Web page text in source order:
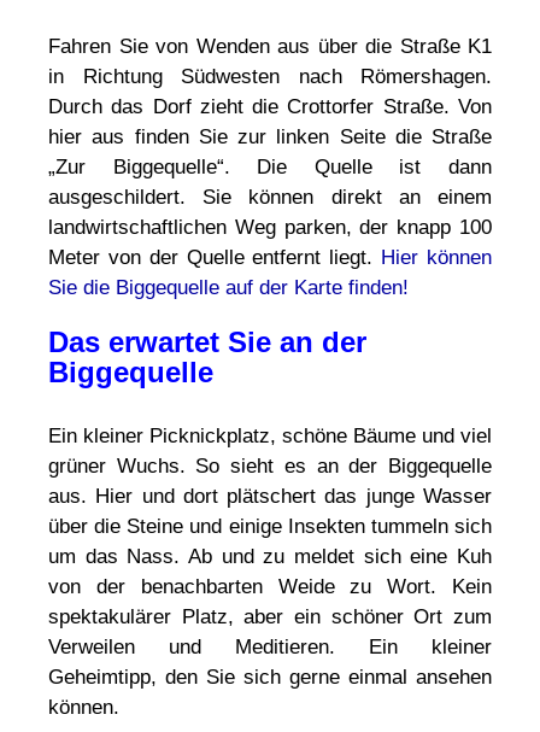
Fahren Sie von Wenden aus über die Straße K1
in Richtung Südwesten nach Römershagen.
Durch das Dorf zieht die Crottorfer Straße. Von
hier aus finden Sie zur linken Seite die Straße
„Zur Biggequelle“. Die Quelle ist dann
ausgeschildert. Sie können direkt an einem
landwirtschaftlichen Weg parken, der knapp 100
Meter von der Quelle entfernt liegt. Hier können
Sie die Biggequelle auf der Karte finden!
Das erwartet Sie an der
Biggequelle
Ein kleiner Picknickplatz, schöne Bäume und viel
grüner Wuchs. So sieht es an der Biggequelle
aus. Hier und dort plätschert das junge Wasser
über die Steine und einige Insekten tummeln sich
um das Nass. Ab und zu meldet sich eine Kuh
von der benachbarten Weide zu Wort. Kein
spektakulärer Platz, aber ein schöner Ort zum
Verweilen und Meditieren. Ein kleiner
Geheimtipp, den Sie sich gerne einmal ansehen
können.